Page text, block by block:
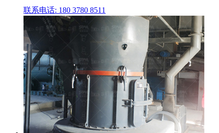
联系电话: 180 3780 8511